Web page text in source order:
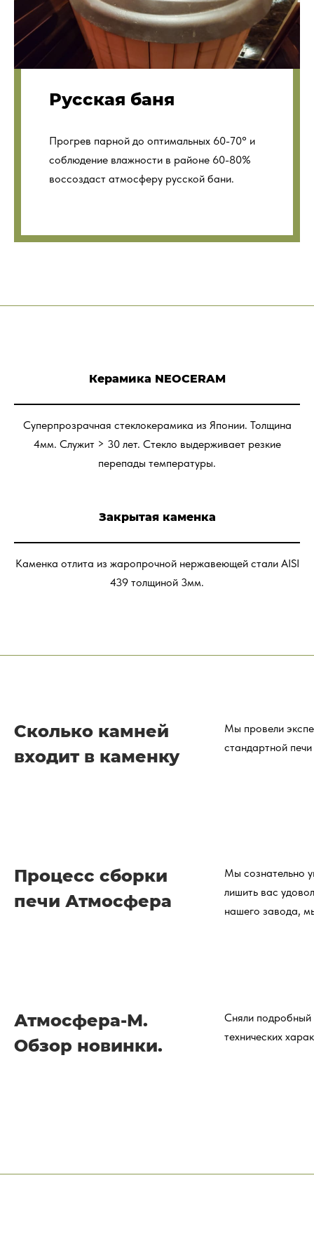
Русская баня
Прогрев парной до оптимальных 60-70° и
соблюдение влажности в районе 60-80%
воссоздаст атмосферу русской бани.
Керамика NEOCERAM
Суперпрозрачная стеклокерамика из Японии. Толщина
4мм. Служит > 30 лет. Стекло выдерживает резкие
перепады температуры.
Закрытая каменка
Каменка отлита из жаропрочной нержавеющей стали AISI
439 толщиной 3мм.
Сколько камней
входит в каменку
Мы провели
стандартной
Процесс сборки
печи Атмосфера
Мы сознательно
лишить вас
нашего завода,
Атмосфера-М.
Обзор новинки.
Сняли подробный
технических